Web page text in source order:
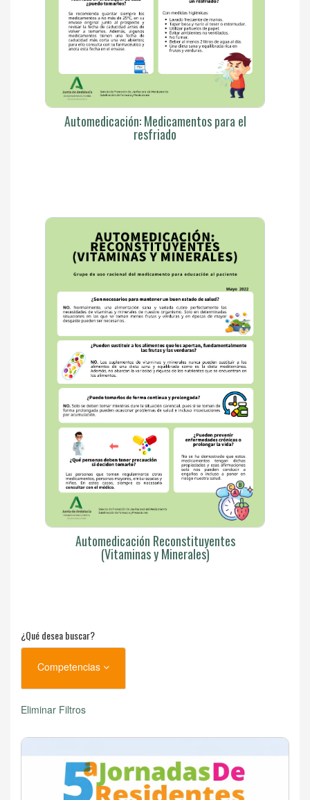
Automedicación: Medicamentos para el
resfriado
Automedicación Reconstituyentes
(Vitaminas y Minerales)
¿Qué desea buscar?
Competencias
Eliminar Filtros